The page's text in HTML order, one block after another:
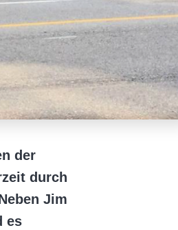
der
durch
Jim
es